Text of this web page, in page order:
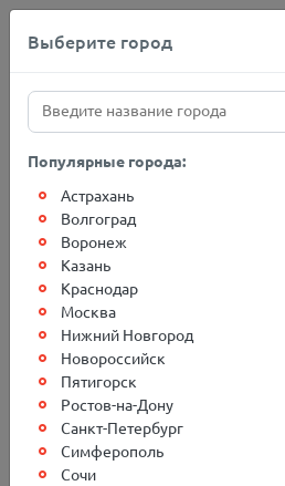
+7(812)767-20-27
Главная О компании
Акция! Скидка
терминальную
грузов. Между
терминалами
Выберите город
Популярные города:
Астрахань
Волгоград
Воронеж
Казань
Краснодар
Москва
Нижний Новгород
Новороссийск
Пятигорск
Ростов-на-Дону
Санкт-Петербург
Симферополь
Сочи